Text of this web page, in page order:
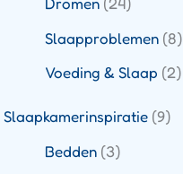
Slaapproblemen(8)
Voeding & Slaap (2)
Slaapkamerinspiratie (9)
Bedden(3)